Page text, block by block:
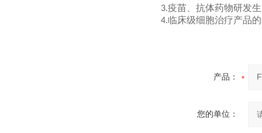
3.疫苗、抗体药物研发
4.临床级细胞治疗产品
产品：
您的单位：